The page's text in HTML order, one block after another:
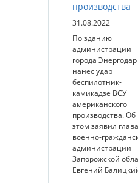
производства
31.08.2022
По зданию
администрации
города Энергодар
нанес удар
беспилотник-
камикадзе ВСУ
американского
производства. Об
этом заявил глава
военно-
администрации
Запорожской
Евгений